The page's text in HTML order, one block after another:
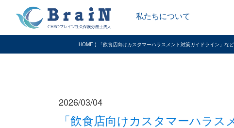
私たちについて
HOME ⟩ 「飲食店向けカスタマーハラスメント対策ガイドライン」など
2026/03/04
「飲食店向けカスタマーハラス